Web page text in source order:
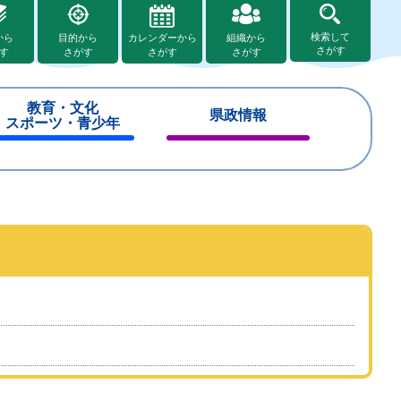
ら
目的から
さがす
カレンダーから
さがす
組織から
さがす
検索して
さがす
教育・文化
スポーツ・青少年
県政情報
じ